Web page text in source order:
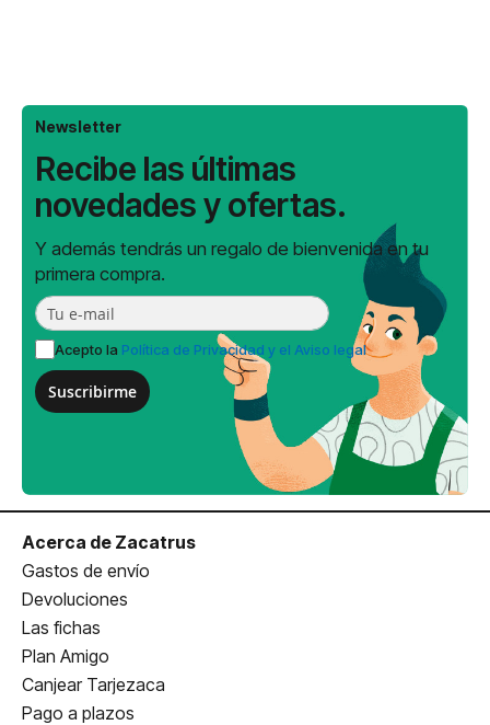
Newsletter
Recibe las últimas
novedades y ofertas.
Y además tendrás un regalo de bienvenida en tu
primera compra.
Acepto la Política de Privacidad y el Aviso legal
Suscribirme
Acerca de Zacatrus
Gastos de envío
Devoluciones
Las fichas
Plan Amigo
Canjear Tarjezaca
Pago a plazos